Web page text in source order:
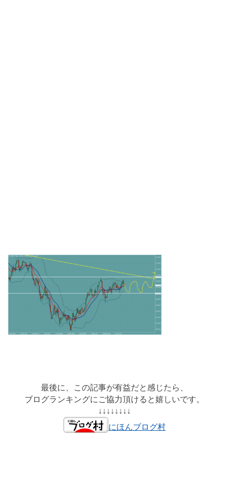
最後に、この記事が有益だと感じたら、
ブログランキングにご協力頂けると嬉しいです。
↓↓↓↓↓↓↓↓
にほんブログ村